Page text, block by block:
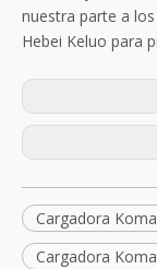
nuestra parte a
Hebei Keluo para
Cargadora
Cargadora